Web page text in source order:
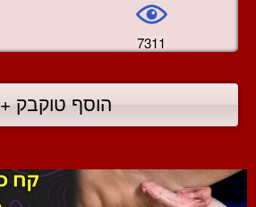
7311
הוסף טוקבק +